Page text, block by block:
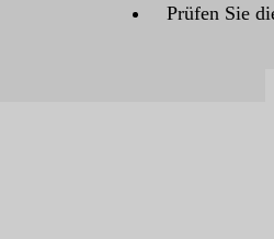
Prüfen Sie